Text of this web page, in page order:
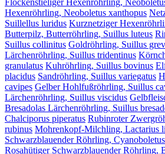
Flockenstieliger Hexenröhrling,
Hexenröhrling, Neoboletus xanthopus
Suillellus luridus Kurznetziger
Butterpilz, Butterröhrling, Suillus luteus
Suillus collinitus Goldröhrling, Suillus
Lärchenröhrling, Suillus tridentinus
granulatus Kuhröhrling, Suillus bovinus
placidus Sandröhrling, Suillus variegatus
cavipes Gelber Hohlfußröhrling, Suillus
Lärchenröhrling, Suillus viscidus
Bresadolas Lärchenröhrling, Suillus
Chalciporus piperatus Rubinroter
rubinus Mohrenkopf-Milchling, Lactarius
Schwarzblauender Röhrling,
Rosahütiger Schwarzblauender Röhrling,